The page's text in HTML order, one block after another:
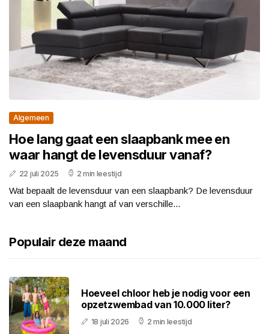
Algemeen
Hoe lang gaat een slaapbank mee en
waar hangt de levensduur vanaf?
22 juli 2025 2 min leestijd
Wat bepaalt de levensduur van een slaapbank? De levensduur
van een slaapbank hangt af van verschille...
Populair deze maand
Hoeveel chloor heb je nodig voor een
opzetzwembad van 10.000 liter?
18 juli 2026 2 min leestijd